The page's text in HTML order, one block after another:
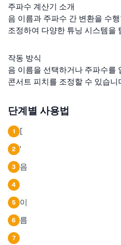
주파수 계산기 소개
음 이름과 주파수 간 변환을 수
조정하여 다양한 튜닝 시스템을
작동 방식
음 이름을 선택하거나 주파수를
콘서트 피치를 조정할 수 있습니
단계별 사용법
1 [
2 '
3 음
4
5 이
6 름
7